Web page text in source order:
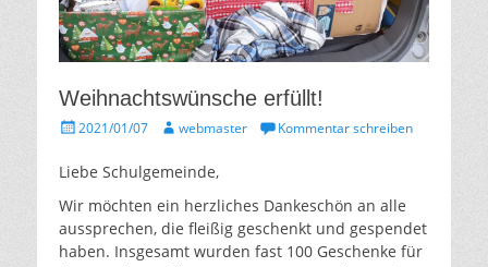
Weihnachtswünsche erfüllt!
Gepostet
2021/01/07 Autorwebmaster Kommentar schreiben
Liebe Schulgemeinde,
Wir möchten ein herzliches Dankeschön an alle
aussprechen, die fleißig geschenkt und gespendet
haben. Insgesamt wurden fast 100 Geschenke für